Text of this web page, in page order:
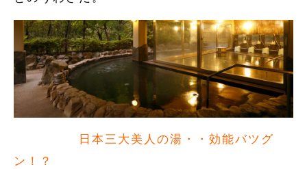
日本三大美人の湯・・効能バツグ
ン！？